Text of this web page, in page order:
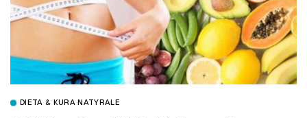
DIETA & KURA NATYRALE